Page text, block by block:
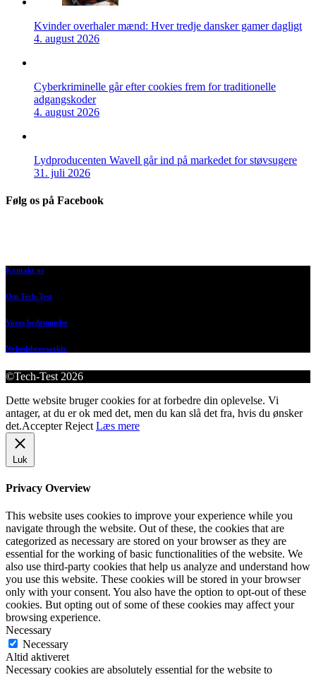
Kvinder overhaler mænd: Hver tredje dansker gamer dagligt
4. august 2026
Cyberkriminelle går efter cookies frem for traditionelle
adgangskoder
4. august 2026
Lydproducenten Wavell går ind på markedet for støvsugere
31. juli 2026
Følg os på Facebook
Kontakt os
Om Tech-Test
Vores bedømmelse
Nyhedsbrevsarkiv
©Tech-Test 2026
Dette website bruger cookies for at forbedre din oplevelse. Vi
antager, at du er ok med det, men du kan slå det fra, hvis du ønsker
det.Accepter Reject Læs mere
Luk
Privacy Overview
This website uses cookies to improve your experience while you
navigate through the website. Out of these, the cookies that are
categorized as necessary are stored on your browser as they are
essential for the working of basic functionalities of the website. We
also use third-party cookies that help us analyze and understand how
you use this website. These cookies will be stored in your browser
only with your consent. You also have the option to opt-out of these
cookies. But opting out of some of these cookies may affect your
browsing experience.
Necessary
Necessary
Altid aktiveret
Necessary cookies are absolutely essential for the website to